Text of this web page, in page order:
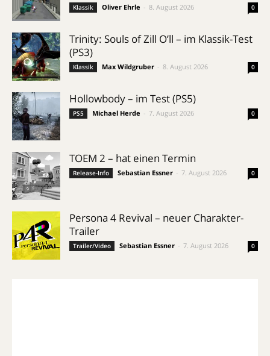
Klassik Oliver Ehrle 8. August 2026 0
Trinity: Souls of Zill O’ll – im Klassik-Test
(PS3)
Klassik Max Wildgruber 8. August 2026 0
Hollowbody – im Test (PS5)
PS5 Michael Herde 7. August 2026 0
TOEM 2 – hat einen Termin
Release-Info Sebastian Essner 7. August 2026 0
Persona 4 Revival – neuer Charakter-
Trailer
Trailer/Video Sebastian Essner 7. August 2026 0